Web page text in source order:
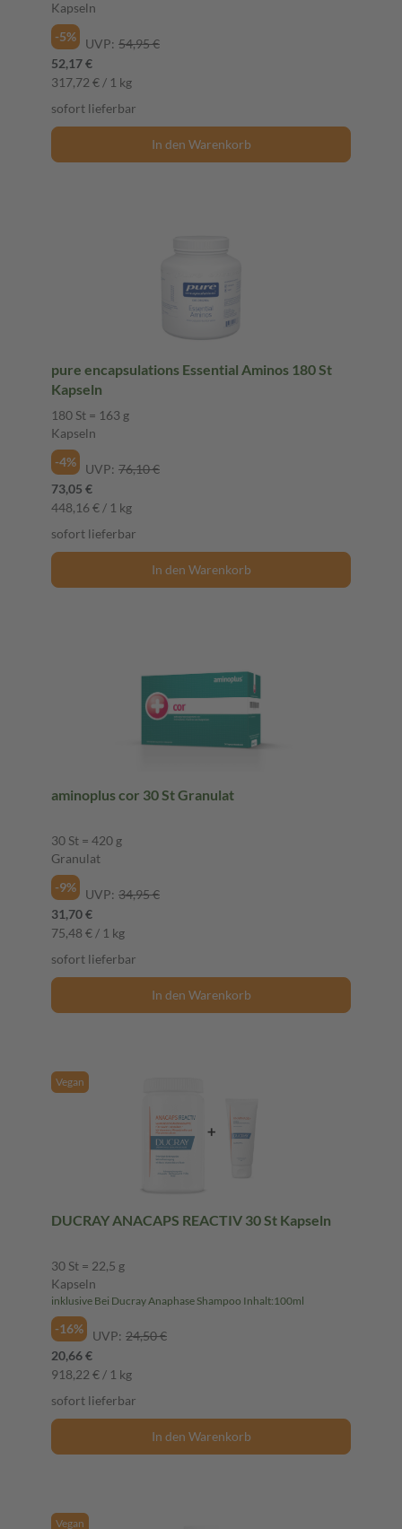
Kapseln
-5%
UVP: 54,95 €
52,17 €
317,72 € / 1 kg
sofort lieferbar
In den Warenkorb
pure encapsulations Essential Aminos 180 St
Kapseln
180 St = 163 g
Kapseln
-4%
UVP: 76,10 €
73,05 €
448,16 € / 1 kg
sofort lieferbar
In den Warenkorb
aminoplus cor 30 St Granulat
30 St = 420 g
Granulat
-9%
UVP: 34,95 €
31,70 €
75,48 € / 1 kg
sofort lieferbar
In den Warenkorb
Vegan
DUCRAY ANACAPS REACTIV 30 St Kapseln
30 St = 22,5 g
Kapseln
inklusive Bei Ducray Anaphase Shampoo Inhalt:100ml
-16% UVP: 24,50 €
20,66 €
918,22 € / 1 kg
sofort lieferbar
In den Warenkorb
Vegan